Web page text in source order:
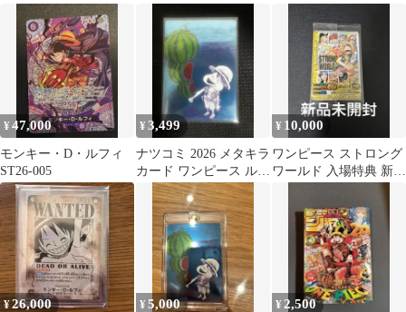
¥47,000
モンキー・D・ルフィ
ST26-005
¥3,499
ナツコミ 2026 メタキラ
カード ワンピース ルフ
¥ 10,000
ワンピース ストロング
ワールド 入場特典 新品
¥26,000 ¥5,000 ¥ 2,500